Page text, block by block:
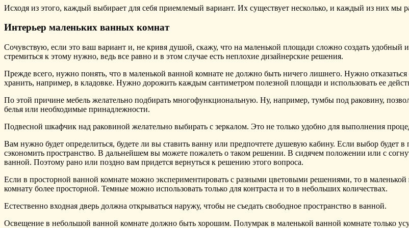
Исходя из этого, каждый выбирает для себя приемлемый вариант. Их существует несколько, и каждый из них мы
Интерьер маленьких ванных комнат
Сочувствую, если это ваш вариант и, не кривя душой, скажу, что на маленькой площади сложно создать
стремиться к этому нужно, ведь все равно и в этом случае есть неплохие дизайнерские решения.
Прежде всего, нужно понять, что в маленькой ванной комнате не должно быть ничего лишнего. Нужно
хранить, например, в кладовке. Нужно дорожить каждым сантиметром полезной площади и использовать ее
По этой причине мебель желательно подбирать многофункциональную. Ну, например, тумбы под раковину,
белья или необходимые принадлежности.
Подвесной шкафчик над раковиной желательно выбирать с зеркалом. Это не только удобно для выполнения
Вам нужно будет определиться, будете ли вы ставить ванну или предпочтете душевую кабину. Если выбор будет
сэкономить пространство. В дальнейшем вы можете пожалеть о таком решении. В сидячем положении или с
ванной. Поэтому рано или поздно вам придется вернуться к решению этого вопроса.
Если в просторной ванной комнате можно экспериментировать с разными цветовыми решениями, то в маленькой
комнату более просторной. Темные можно использовать только для контраста и то в небольших количествах.
Естественно входная дверь должна открываться наружу, чтобы не съедать свободное пространство в ванной.
Освещение в небольшой ванной комнате должно быть хорошим. Полумрак в маленькой ванной комнате только